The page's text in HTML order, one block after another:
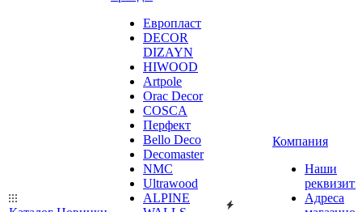
Европласт
DECOR
DIZAYN
HIWOOD
Artpole
Orac Decor
COSCA
Перфект
Bello Deco
Decomaster
NMС
Ultrawood
ALPINE
Компания
Наши
Адреса